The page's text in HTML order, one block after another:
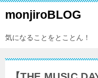
monjiroBLOG
気になることをとことん！